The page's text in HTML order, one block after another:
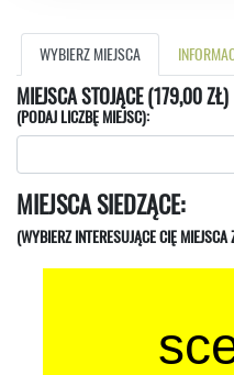
WYBIERZ MIEJSCA
MIEJSCA STOJĄCE (179,00 ZŁ)
(PODAJ LICZBĘ MIEJSC):
MIEJSCA SIEDZĄCE:
(WYBIERZ INTERESUJĄCE CIĘ